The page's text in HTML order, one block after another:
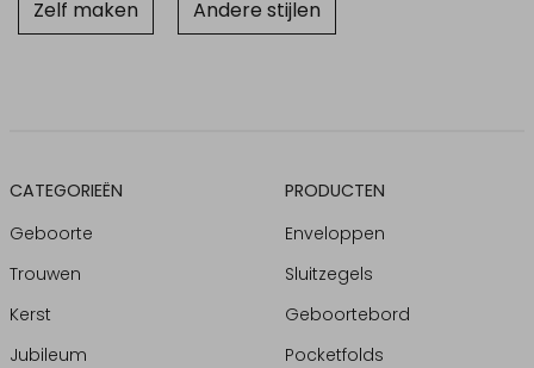
Zelf maken Andere stijlen
CATEGORIEËN
Geboorte
Trouwen
Kerst
Jubileum
PRODUCTEN
Enveloppen
Sluitzegels
Geboortebord
Pocketfolds